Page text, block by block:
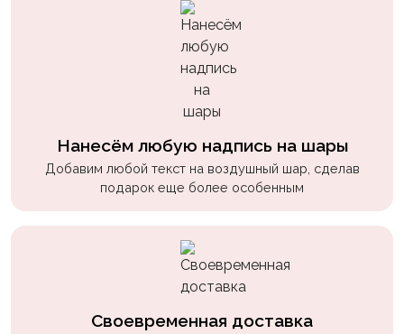
Нанесём любую надпись на шары
Добавим любой текст на воздушный шар, сделав
подарок еще более особенным
Своевременная доставка